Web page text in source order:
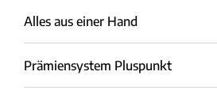
Alles aus einer Hand
Prämiensystem Pluspunkt